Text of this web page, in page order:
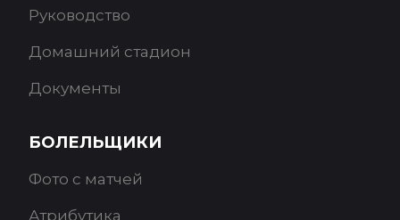
Руководство
Домашний стадион
Документы
БОЛЕЛЬЩИКИ
Фото с матчей
Атрибутика